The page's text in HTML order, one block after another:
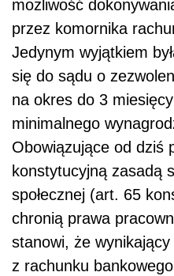
możliwość
przez komornika
Jedynym wyjątkiem
się do sądu o
na okres do 3
minimalnego
Obowiązujące od dziś
konstytucyjną zasadą
społecznej (art. 65
chronią prawa
stanowi, że
z rachunku